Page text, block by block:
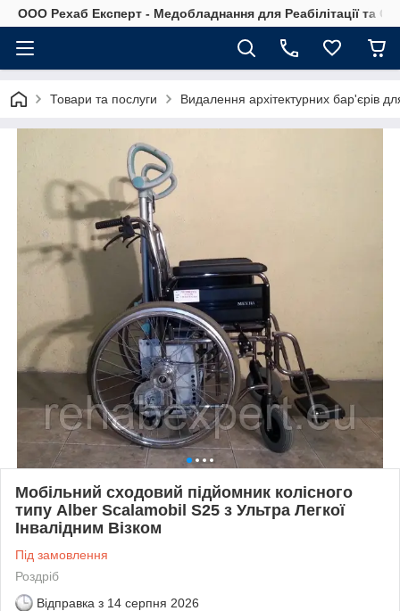
OOO Рехаб Експерт - Медобладнання для Реабілітації та
Товари та послуги Видалення архітектурних бар'єрів
Мобільний сходовий підйомник колісного
типу Alber Scalamobil S25 з Ультра Легкої
Інвалідним Візком
Під замовлення
Роздріб
Відправка з 14 серпня 2026